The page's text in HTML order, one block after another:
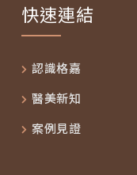
快速連結
認識格嘉
醫美新知
案例見證